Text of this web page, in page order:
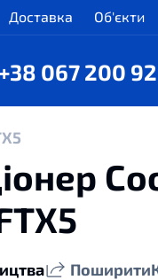
Доставка Об'єкти
+38 067 200
Поширити